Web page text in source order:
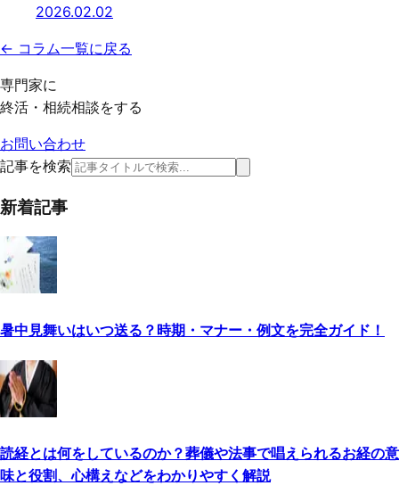
2026.02.02
← コラム一覧に戻る
専門家に
終活・相続相談をする
お問い合わせ
記事を検索
新着記事
暑中見舞いはいつ送る？時期・マナー・例文を完全ガイド！
読経とは何をしているのか？葬儀や法事で唱えられるお経の意
味と役割、心構えなどをわかりやすく解説